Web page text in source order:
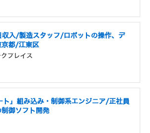
収入/製造スタッフ/ロボットの操作、デ
京都/江東区
プレイス
ト」組み込み・制御系エンジニア/正社員
御ソフト開発